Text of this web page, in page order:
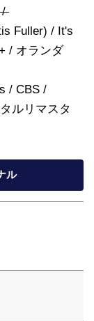
/
Fuller) / It's
/ オランダ
/ CBS /
ルリマスタ
ル